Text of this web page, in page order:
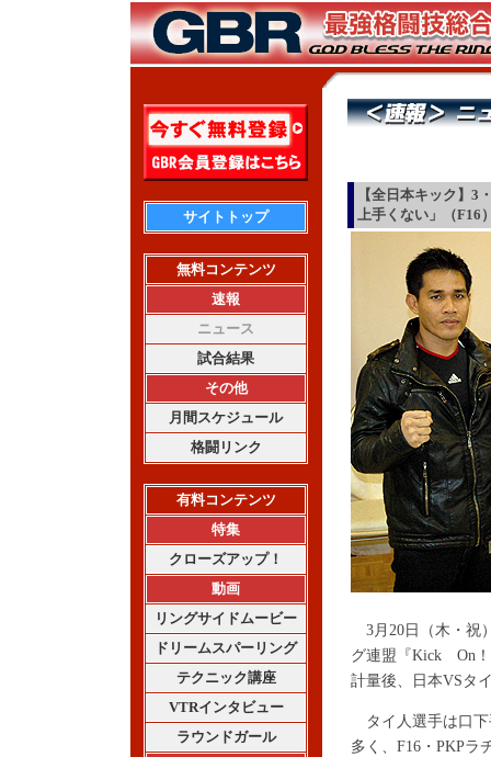
サイトトップ
無料コンテンツ
速報
ニュース
試合結果
その他
月間スケジュール
格闘リンク
有料コンテンツ
特集
クローズアップ！
動画
リングサイドムービー
ドリームスパーリング
テクニック講座
VTRインタビュー
ラウンドガール
【全日本キック】3
上手くない」（F16
3月20日（木・祝
グ連盟『Kick On！
計量後、日本VSタ
タイ人選手は口下
多く、F16・PKPラ